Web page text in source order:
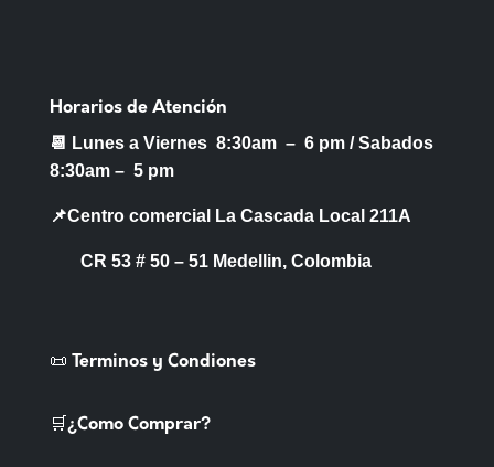
Horarios de Atención
📆 Lunes a Viernes 8:30am – 6 pm /Sabados
8:30am – 5 pm
📌Centro comercial La Cascada Local 211A
CR 53 # 50 – 51 Medellin, Colombia
📜 Terminos y Condiones
🛒¿Como Comprar?